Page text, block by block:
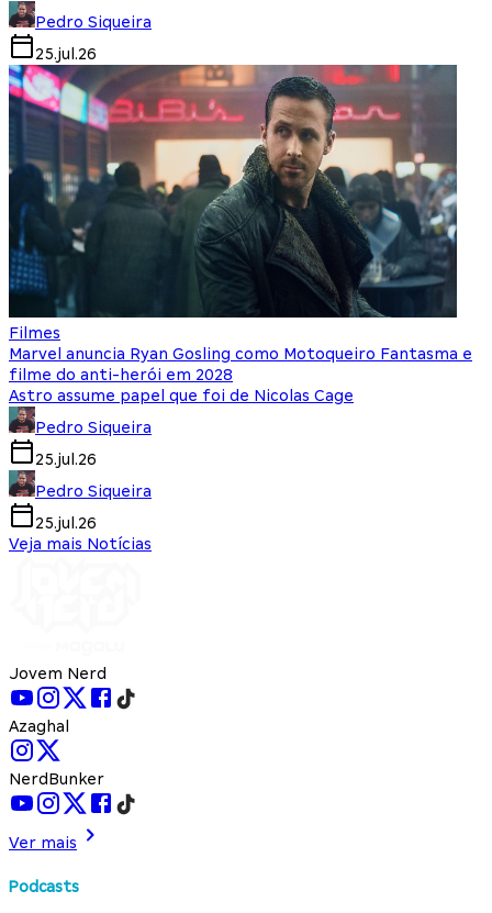
Pedro Siqueira
25.jul.26
Filmes
Marvel anuncia Ryan Gosling como Motoqueiro Fantasma e
filme do anti-herói em 2028
Astro assume papel que foi de Nicolas Cage
Pedro Siqueira
25.jul.26
Pedro Siqueira
25.jul.26
Veja mais Notícias
Jovem Nerd
Azaghal
NerdBunker
Ver mais
Podcasts